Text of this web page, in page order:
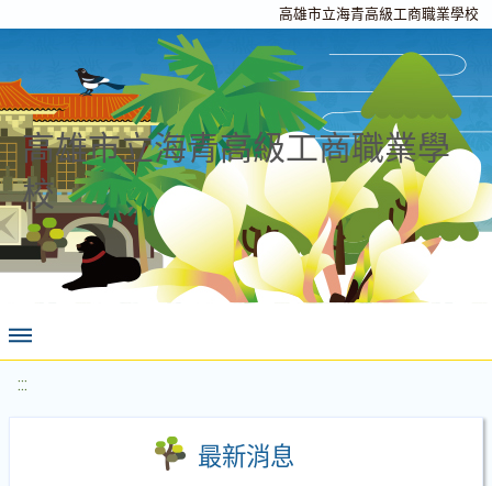
高雄市立海青高級工商職業學校
高雄市立海青高級工商職業學
校
:::
最新消息